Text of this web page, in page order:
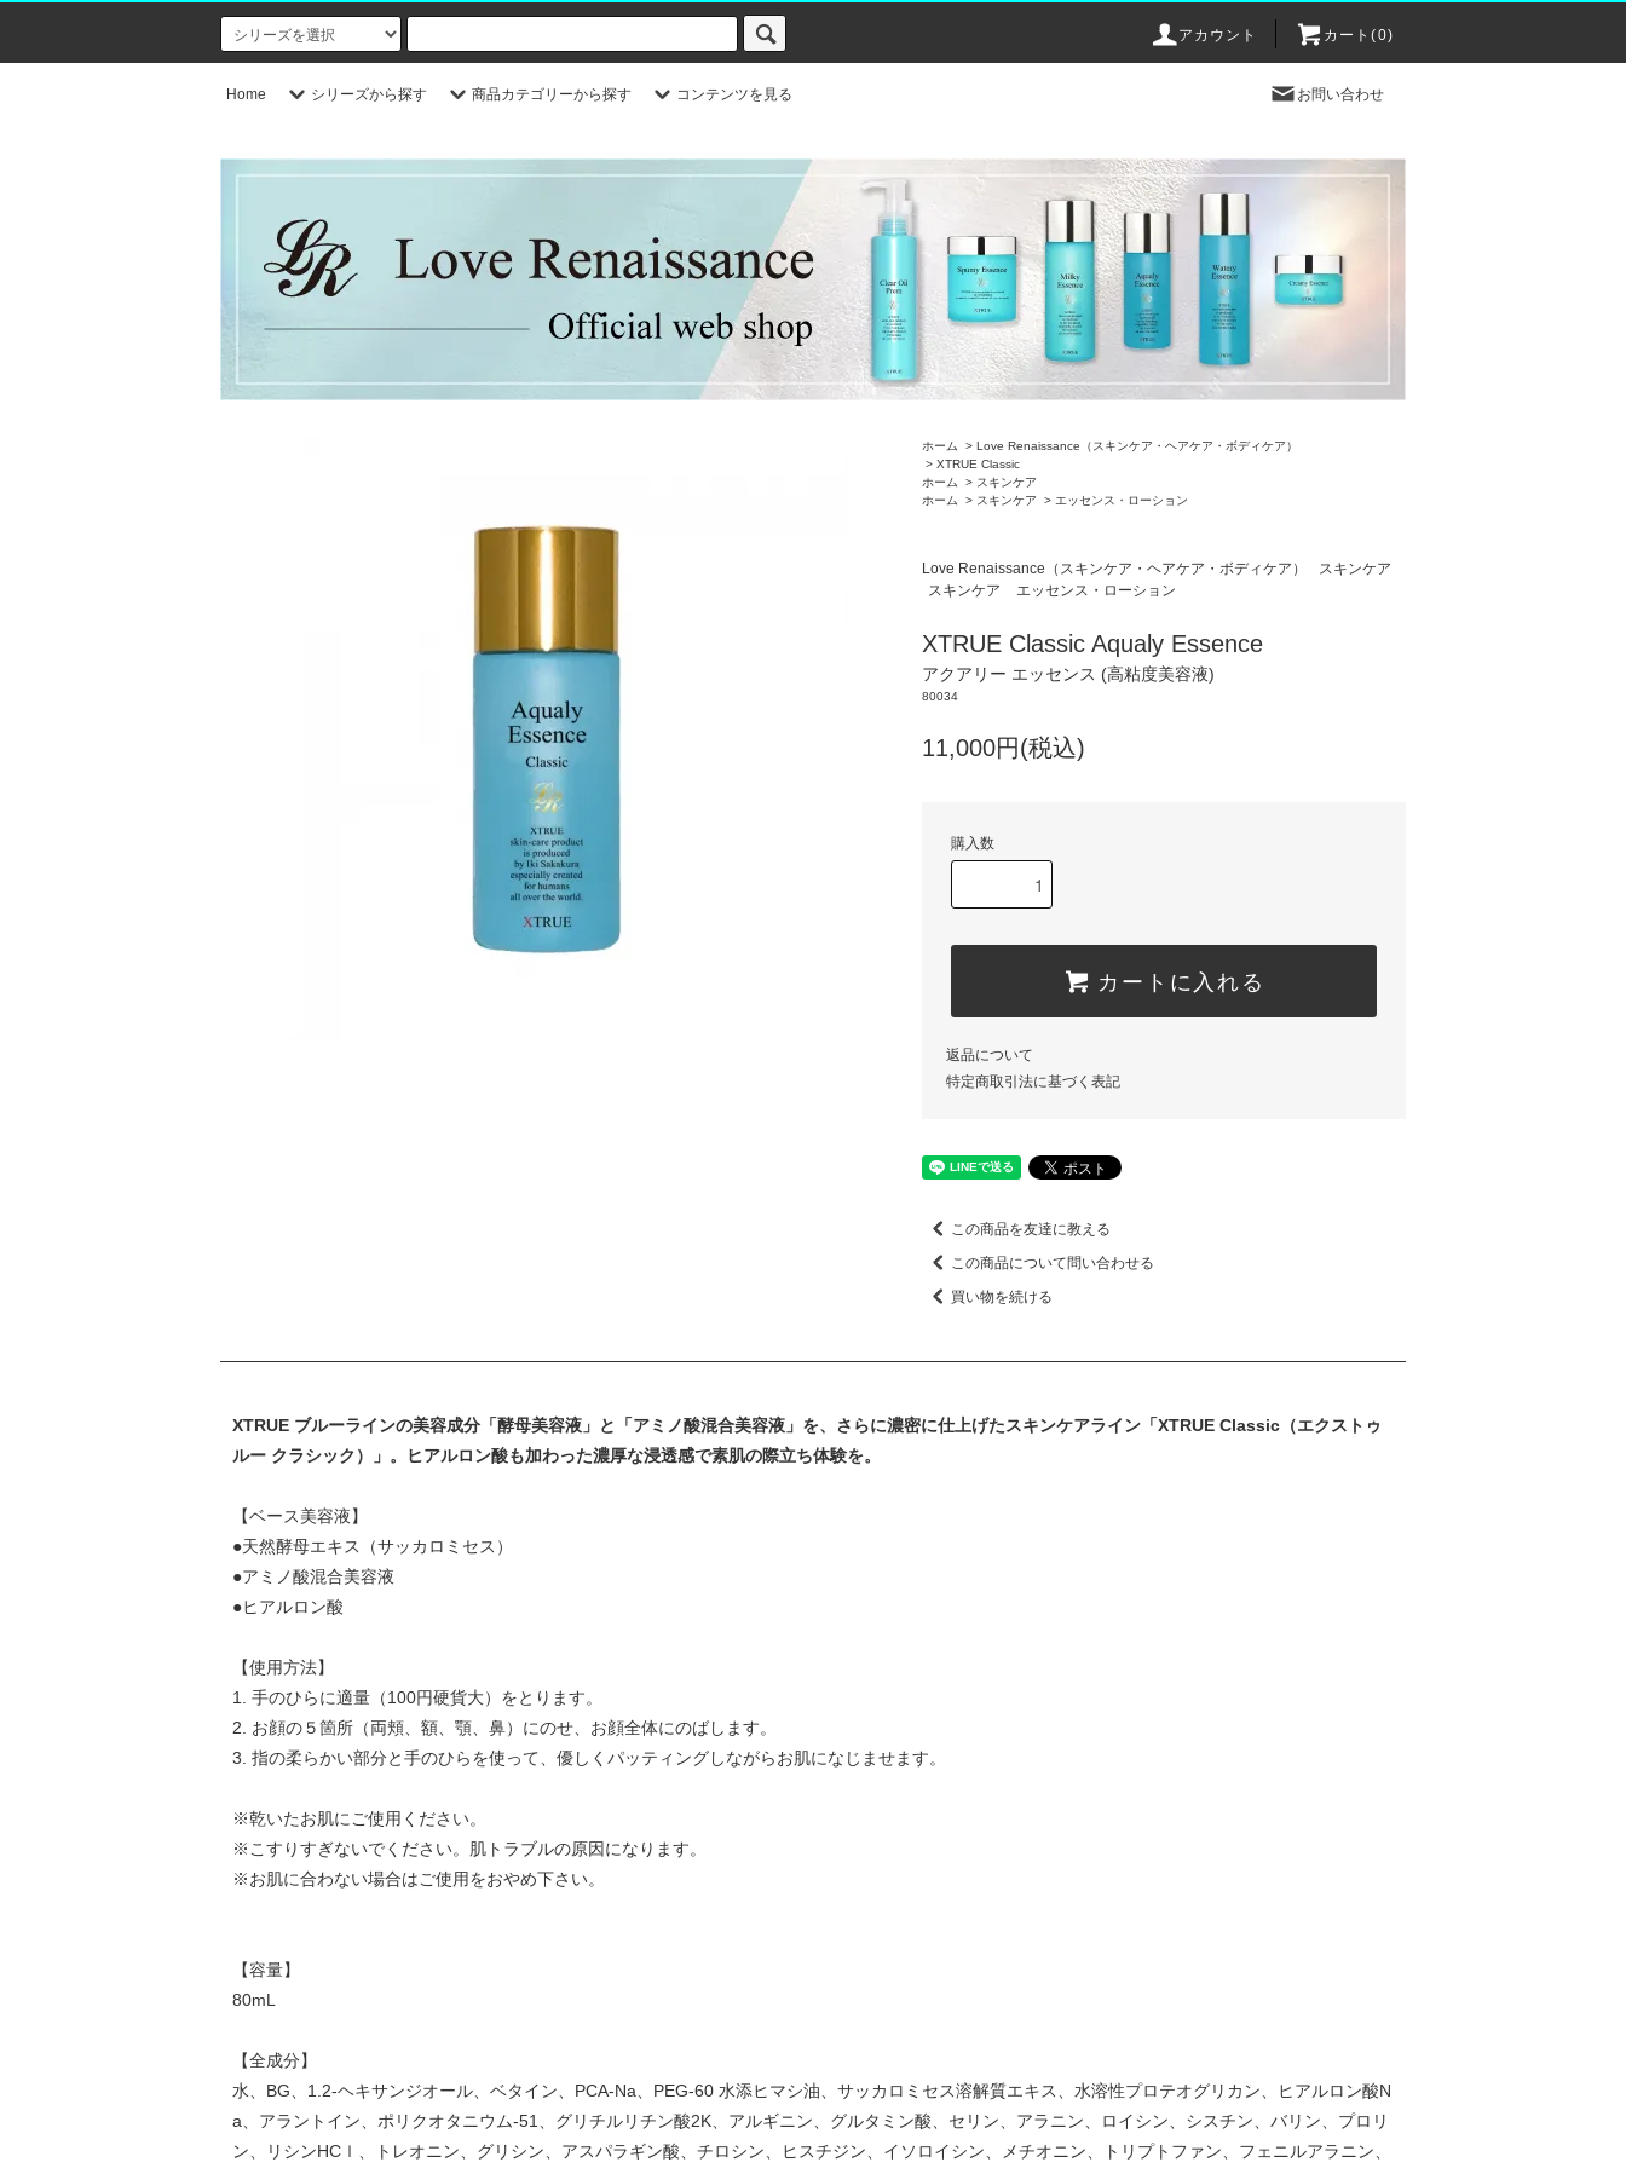
アカウント カート(0)
Home シリーズから探す 商品カテゴリーから探す コンテンツを見る お問い合わせ
ホーム > Love Renaissance（スキンケア・ヘアケア・ボディケア）
> XTRUE Classic
ホーム
> スキンケア
ホーム
> スキンケア > エッセンス・ローション
Love Renaissance（スキンケア・ヘアケア・ボディケア）
スキンケア
スキンケア
エッセンス・ローション
XTRUE Classic Aqualy Essence
アクアリー エッセンス (高粘度美容液)
80034
11,000円(税込)
購入数
カートに入れる
返品について
特定商取引法に基づく表記
この商品を友達に教える
この商品について問い合わせる
買い物を続ける
XTRUE ブルーラインの美容成分「酵母美容液」と「アミノ酸混合美容液」を、さらに濃密に仕上げたスキンケアライン「XTRUE Classic（エクストゥ
ルー クラシック）」。ヒアルロン酸も加わった濃厚な浸透感で素肌の際立ち体験を。
【ベース美容液】
●天然酵母エキス（サッカロミセス）
●アミノ酸混合美容液
●ヒアルロン酸
【使用方法】
1. 手のひらに適量（100円硬貨大）をとります。
2. お顔の５箇所（両頬、額、顎、鼻）にのせ、お顔全体にのばします。
3. 指の柔らかい部分と手のひらを使って、優しくパッティングしながらお肌になじませます。
※乾いたお肌にご使用ください。
※こすりすぎないでください。肌トラブルの原因になります。
※お肌に合わない場合はご使用をおやめ下さい。
【容量】
80mL
【全成分】
水、BG、1.2-ヘキサンジオール、ベタイン、PCA-Na、PEG-60 水添ヒマシ油、サッカロミセス溶解質エキス、水溶性プロテオグリカン、ヒアルロン酸N
a、アラントイン、ポリクオタニウム-51、グリチルリチン酸2K、アルギニン、グルタミン酸、セリン、アラニン、ロイシン、シスチン、バリン、プロリ
ン、リシンHCｌ、トレオニン、グリシン、アスパラギン酸、チロシン、ヒスチジン、イソロイシン、メチオニン、トリプトファン、フェニルアラニン、